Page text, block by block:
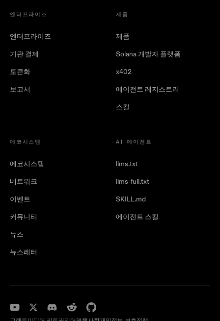
엔터프라이즈
엔터프라이즈
기관 결제
토큰화
보고서
제품
제품
Solana 개발자 플랫폼
x402
에이전트 레지스트리
스킬
에코시스템
에코시스템
네트워크
이벤트
커뮤니티
뉴스
뉴스레터
AI 에이전트
llms.txt
llms-full.txt
SKILL.md
에이전트 스킬